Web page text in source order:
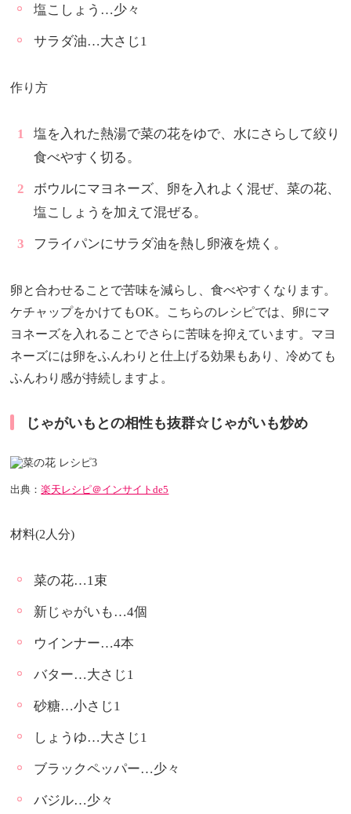
塩こしょう…少々
サラダ油…大さじ1
作り方
塩を入れた熱湯で菜の花をゆで、水にさらして絞り
食べやすく切る。
ボウルにマヨネーズ、卵を入れよく混ぜ、菜の花、
塩こしょうを加えて混ぜる。
フライパンにサラダ油を熱し卵液を焼く。
卵と合わせることで苦味を減らし、食べやすくなります。
ケチャップをかけてもOK。こちらのレシピでは、卵にマ
ヨネーズを入れることでさらに苦味を抑えています。マヨ
ネーズには卵をふんわりと仕上げる効果もあり、冷めても
ふんわり感が持続しますよ。
じゃがいもとの相性も抜群☆じゃがいも炒め
出典：楽天レシピ＠インサイトde5
材料(2人分)
菜の花…1束
新じゃがいも…4個
ウインナー…4本
バター…大さじ1
砂糖…小さじ1
しょうゆ…大さじ1
ブラックペッパー…少々
バジル…少々